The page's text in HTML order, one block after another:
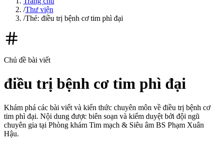
/Thư viện
/Thẻ: điều trị bệnh cơ tim phì đại
Chủ đề bài viết
điều trị bệnh cơ tim phì đại
Khám phá các bài viết và kiến thức chuyên môn về điều trị bệnh cơ
tim phì đại. Nội dung được biên soạn và kiểm duyệt bởi đội ngũ
chuyên gia tại Phòng khám Tim mạch & Siêu âm BS Phạm Xuân
Hậu.